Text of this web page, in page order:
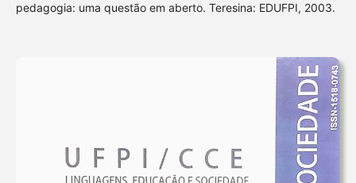
pedagogia: uma questão em aberto. Teresina: EDUFPI, 2003.